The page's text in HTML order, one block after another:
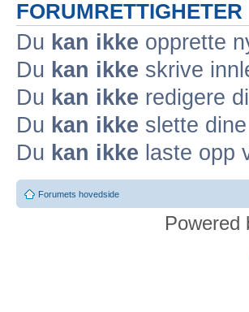
FORUMRETTIGHETER
Du kan ikke opprette
Du kan ikke skrive
Du kan ikke redigere
Du kan ikke slette
Du kan ikke laste opp
Forumets hovedside
Powered